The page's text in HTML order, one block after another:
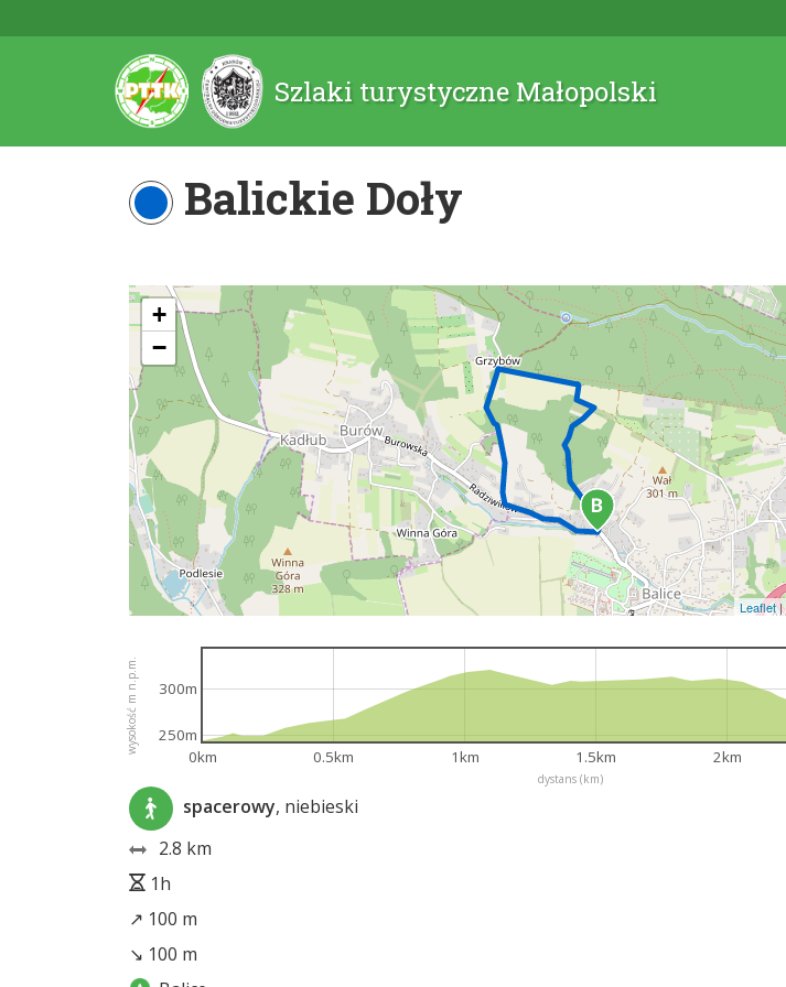
Szlaki turystyczne Małopolski
Balickie Doły
+
−
Leaflet|
dystans (km)
wysokość m n.p.m.
0km 0.5km 1km 1.5km 2km
250m
300m
spacerowy, niebieski
2.8 km
1h
↗ 100 m
↘ 100 m